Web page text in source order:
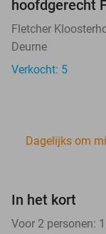
hoofdgerecht
Fletcher
Deurne
Verkocht: 5
Dagelijks om
In het kort
Voor 2 personen: